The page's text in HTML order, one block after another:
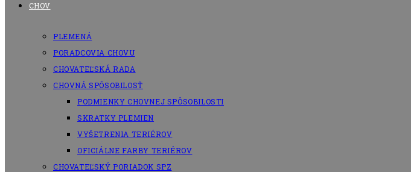
CHOV
PLEMENÁ
PORADCOVIA CHOVU
CHOVATEĽSKÁ RADA
CHOVNÁ SPÔSOBILOSŤ
PODMIENKY CHOVNEJ SPÔSOBILOSTI
SKRATKY PLEMIEN
VYŠETRENIA TERIÉROV
OFICIÁLNE FARBY TERIÉROV
CHOVATEĽSKÝ PORIADOK SPZ